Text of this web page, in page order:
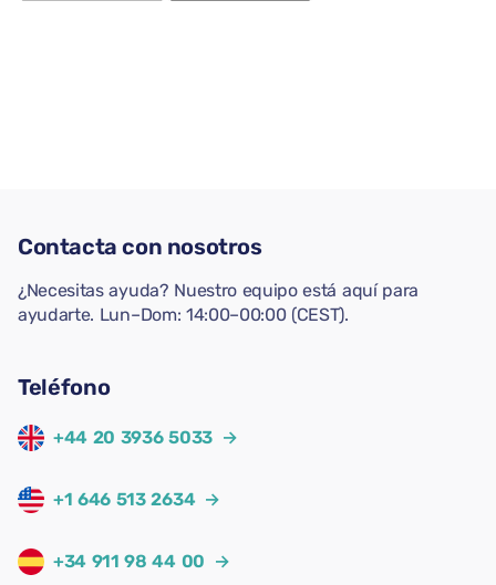
Contacta con nosotros
¿Necesitas ayuda? Nuestro equipo está aquí para
ayudarte. Lun–Dom: 14:00–00:00 (CEST).
Teléfono
+44 20 3936 5033 →
+1 646 513 2634 →
+34 911 98 44 00 →